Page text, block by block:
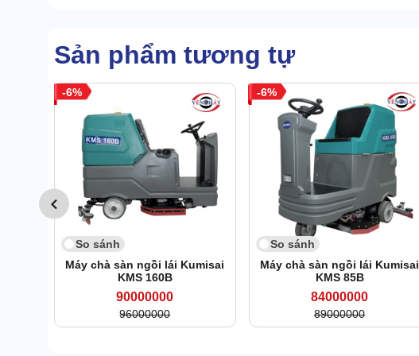
Sản phẩm tương tự
6
So sánh
Máy chà sàn ngồi lái Kumisai
KMS 160B
90000000
96000000
6
So sánh
Máy chà sàn ngồi lái Kumisai
KMS 85B
84000000
89000000